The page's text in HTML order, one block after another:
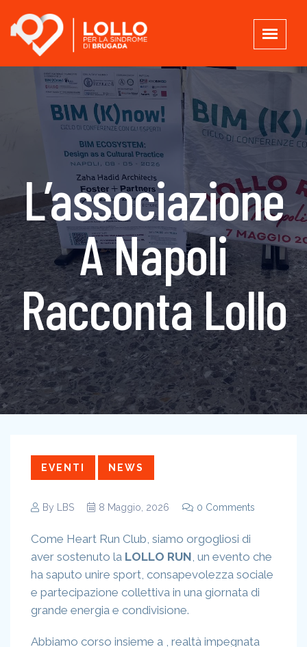
L’associazione
A Napoli
Racconta Lollo
EVENTI NEWS
By LBS 8 Maggio, 2026 0 Comments
Come Heart Run Club, siamo orgogliosi di
aver sostenuto la LOLLO RUN, un evento che
ha saputo unire sport, consapevolezza sociale
e partecipazione collettiva in una giornata di
grande energia e condivisione.
Abbiamo corso insieme a , realtà impegnata